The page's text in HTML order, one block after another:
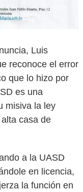
Luis
reconoce el error
que lo hizo por
es una
misiva la ley
casa de
a la UASD
en licencia,
la función en